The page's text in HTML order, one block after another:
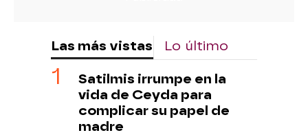
Las más vistas Lo último
Satilmis irrumpe en la
vida de Ceyda para
complicar su papel de
madre